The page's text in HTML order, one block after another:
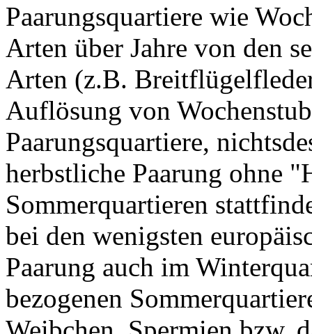
Paarungsquartiere wie
Arten über Jahre von den
Arten (z.B.
Auflösung von
Paarungsquartiere,
herbstliche Paarung ohne
Sommerquartieren
bei den wenigsten
Paarung auch im
bezogenen